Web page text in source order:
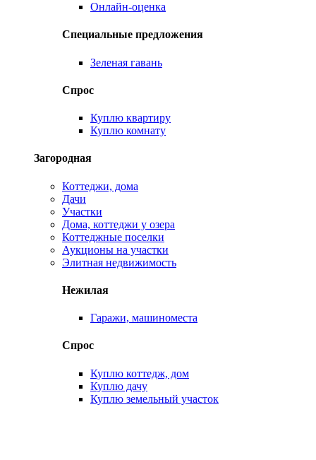
Онлайн-оценка
Специальные предложения
Зеленая гавань
Спрос
Куплю квартиру
Куплю комнату
Загородная
Коттеджи, дома
Дачи
Участки
Дома, коттеджи у озера
Коттеджные поселки
Аукционы на участки
Элитная недвижимость
Нежилая
Гаражи, машиноместа
Спрос
Куплю коттедж, дом
Куплю дачу
Куплю земельный участок